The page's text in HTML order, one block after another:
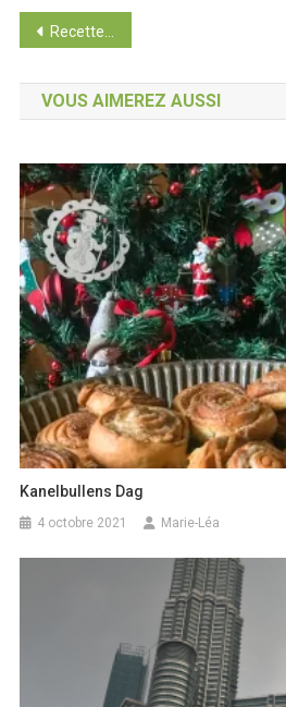
Navigation
de
l’article
Recette Autour du Monde : rouleaux de printemps
VOUS AIMEREZ AUSSI
Kanelbullens Dag
4 octobre 2021 Marie-Léa